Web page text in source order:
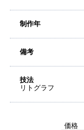
制作年
備考
技法
リトグラフ
価格